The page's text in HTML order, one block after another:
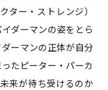
ター・ストレンジ）
ダーマンの姿をとら
ーマンの正体が自分
たピーター・パーカ
来が待ち受けるのか